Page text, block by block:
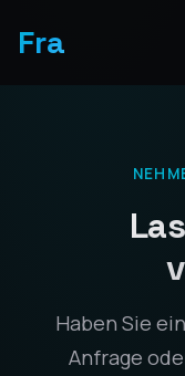
Fra
Haben Sie
Anfrage